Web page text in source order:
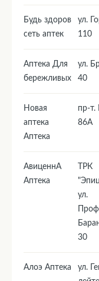
Будь здоров
сеть аптек
ул.
110
Аптека Для
бережливых
ул.
40
Новая
аптека
Аптека
пр-
86А
АвиценнА
Аптека
ТРК
ул.
30
Алоэ Аптека
ул.